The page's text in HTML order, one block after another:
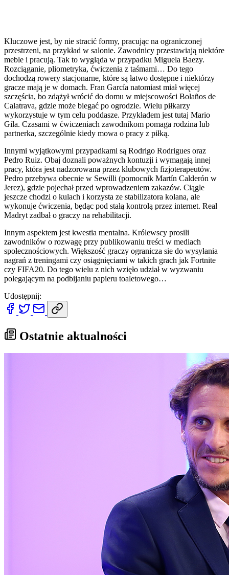
Kluczowe jest, by nie stracić formy, pracując na ograniczonej
przestrzeni, na przykład w salonie. Zawodnicy przestawiają niektóre
meble i pracują. Tak to wygląda w przypadku Miguela Baezy.
Rozciąganie, pliometryka, ćwiczenia z taśmami… Do tego
dochodzą rowery stacjonarne, które są łatwo dostępne i niektórzy
gracze mają je w domach. Fran García natomiast miał więcej
szczęścia, bo zdążył wrócić do domu w miejscowości Bolaños de
Calatrava, gdzie może biegać po ogrodzie. Wielu piłkarzy
wykorzystuje w tym celu poddasze. Przykładem jest tutaj Mario
Gila. Czasami w ćwiczeniach zawodnikom pomaga rodzina lub
partnerka, szczególnie kiedy mowa o pracy z piłką.
Innymi wyjątkowymi przypadkami są Rodrigo Rodrigues oraz
Pedro Ruiz. Obaj doznali poważnych kontuzji i wymagają innej
pracy, która jest nadzorowana przez klubowych fizjoterapeutów.
Pedro przebywa obecnie w Sewilli (pomocnik Martín Calderón w
Jerez), gdzie pojechał przed wprowadzeniem zakazów. Ciągle
jeszcze chodzi o kulach i korzysta ze stabilizatora kolana, ale
wykonuje ćwiczenia, będąc pod stałą kontrolą przez internet. Real
Madryt zadbał o graczy na rehabilitacji.
Innym aspektem jest kwestia mentalna. Królewscy prosili
zawodników o rozwagę przy publikowaniu treści w mediach
społecznościowych. Większość graczy ogranicza sie do wysyłania
nagrań z treningami czy osiągnięciami w takich grach jak Fortnite
czy FIFA20. Do tego wielu z nich wzięło udział w wyzwaniu
polegającym na podbijaniu papieru toaletowego…
Udostępnij:
Ostatnie aktualności